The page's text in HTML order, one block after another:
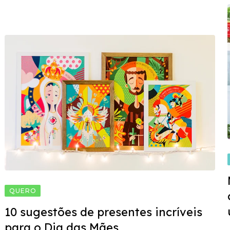
QUERO
10 sugestões de presentes incríveis